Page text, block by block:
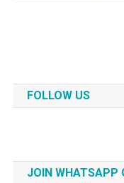
FOLLOW US
JOIN WHATSAPP